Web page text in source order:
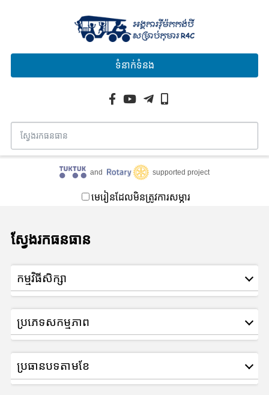
ទំនាក់ទំនង
and supported project
មេរៀនដែលមិនត្រូវការសម្ភារ
ស្វែងរកធនធាន
កម្មវិធីសិក្សា
ប្រភេទសកម្មភាព
ប្រធានបទតាមខែ